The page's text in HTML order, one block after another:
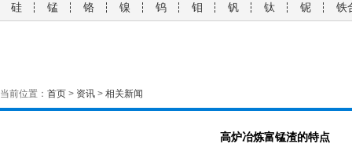
硅 锰 铬 镍 钨 钼 钒 钛 铌 铁
当前位置： 首页 > 资讯 > 相关新闻
高炉冶炼富锰渣的特点